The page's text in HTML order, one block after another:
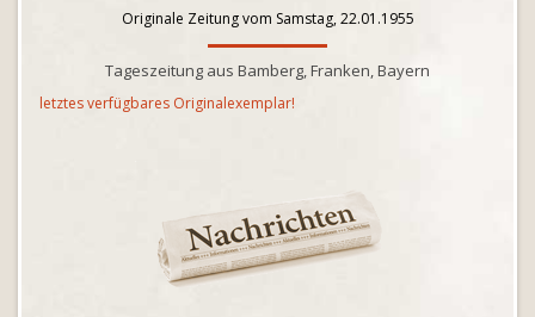
Originale Zeitung vom Samstag, 22.01.1955
Tageszeitung aus Bamberg, Franken, Bayern
letztes verfügbares Originalexemplar!